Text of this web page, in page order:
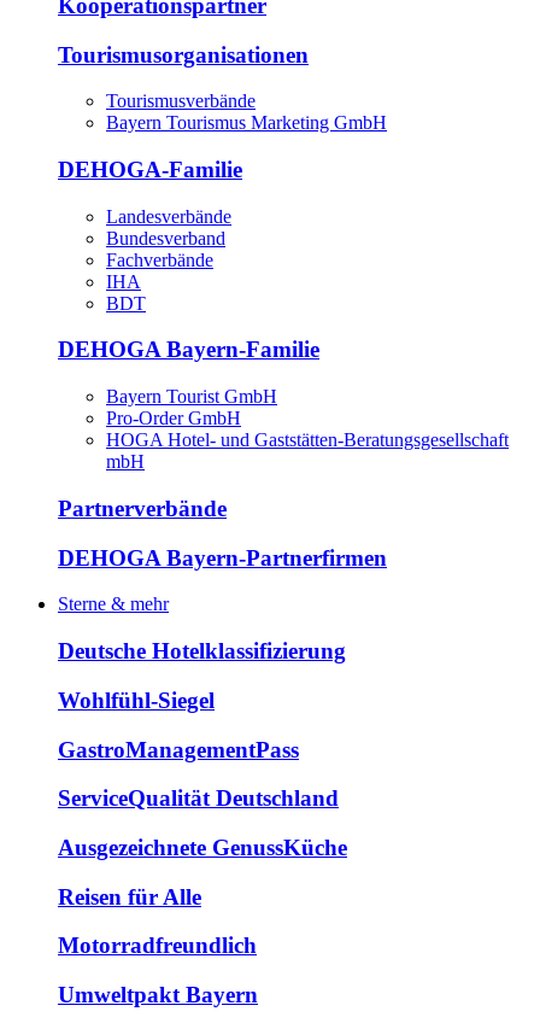
Kooperationspartner
Tourismusorganisationen
Tourismusverbände
Bayern Tourismus Marketing GmbH
DEHOGA-Familie
Landesverbände
Bundesverband
Fachverbände
IHA
BDT
DEHOGA Bayern-Familie
Bayern Tourist GmbH
Pro-Order GmbH
HOGA Hotel- und Gaststätten-Beratungsgesellschaft
mbH
Partnerverbände
DEHOGA Bayern-Partnerfirmen
Sterne & mehr
Deutsche Hotelklassifizierung
Wohlfühl-Siegel
GastroManagementPass
ServiceQualität Deutschland
Ausgezeichnete GenussKüche
Reisen für Alle
Motorradfreundlich
Umweltpakt Bayern